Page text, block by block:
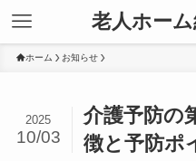
老人ホー
ホーム お知らせ
介護予防の
徴と予防ポ
2025
10/03